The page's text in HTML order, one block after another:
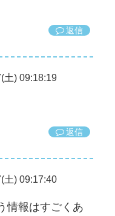
返信
土) 09:18:19
返信
土) 09:17:40
情報はすごくあ